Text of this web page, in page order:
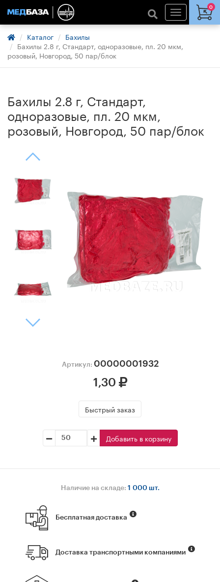
0
Каталог
Бахилы
Бахилы 2.8 г, Стандарт, одноразовые, пл. 20 мкм,
розовый, Новгород, 50 пар/блок
Бахилы 2.8 г, Стандарт,
одноразовые, пл. 20 мкм,
розовый, Новгород, 50 пар/блок
Артикул: 00000001932
1,30
Быстрый заказ
Добавить в корзину
Наличие на складе: 1 000 шт.
Бесплатная доставка
Доставка транспортными компаниями